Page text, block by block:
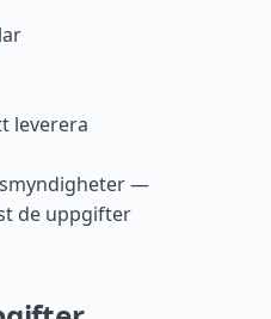
leverera
—
de uppgifter